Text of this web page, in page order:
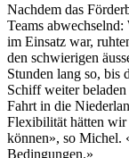
Nachdem das
Teams
im Einsatz war,
den schwierigen
Stunden lang so, bis
Schiff weiter
Fahrt in die
Flexibilität hätten wir
können», so Michel.
Bedingungen.»